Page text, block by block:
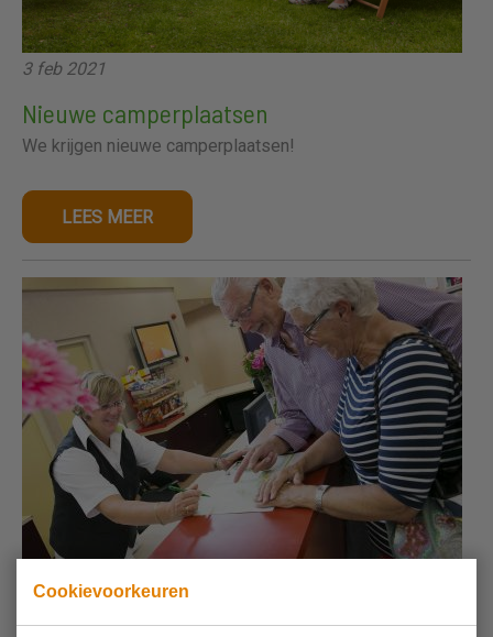
Cookievoorkeuren
3 feb 2021
Nieuwe camperplaatsen
We krijgen nieuwe camperplaatsen!
LEES MEER
11 dec 2020